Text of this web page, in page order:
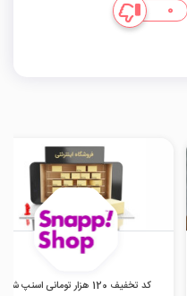
0
کد تخفیف 120 هزار تومانی اسنپ شاپ